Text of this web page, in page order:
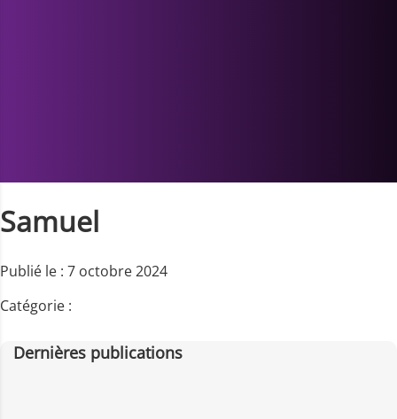
Samuel
Publié le : 7 octobre 2024
Catégorie :
Dernières publications